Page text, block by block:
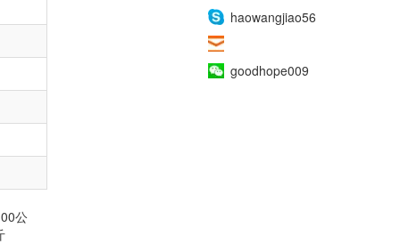
公
haowangjiao56
goodhope009